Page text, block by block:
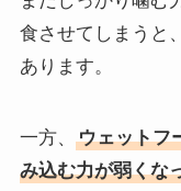
食させてしまうと、
あります。
一方、
ウェットフ
み込む力が弱くな